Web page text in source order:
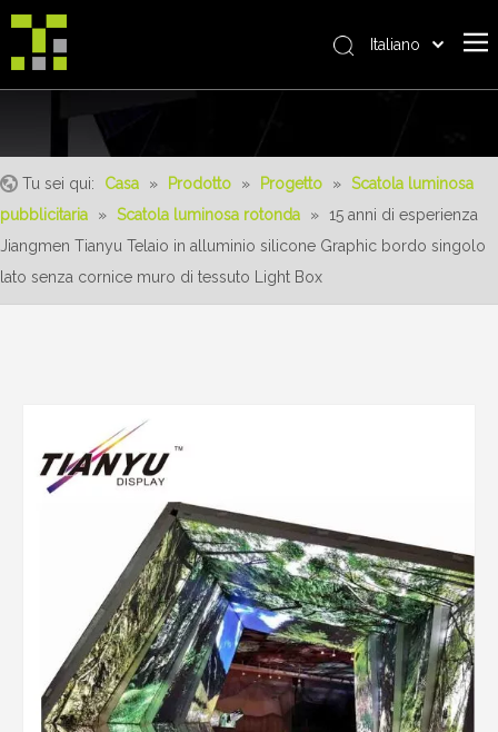
Riguardo a noi
Prodotto
Servizio
Italiano
Tu sei qui: Casa » Prodotto » Progetto » Scatola luminosa
pubblicitaria
» Scatola luminosa rotonda » 15 anni di esperienza
Jiangmen Tianyu Telaio in alluminio silicone Graphic bordo singolo
lato senza cornice muro di tessuto Light Box